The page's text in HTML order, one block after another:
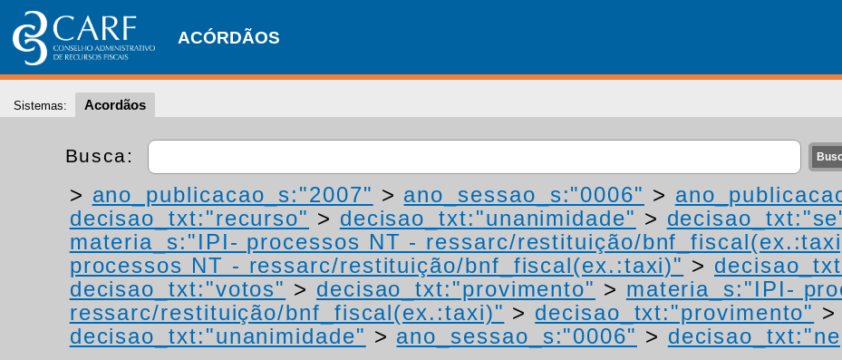
ACÓRDÃOS
Sistemas: Acordãos
Busca:
> ano_publicacao_s:"2007" > ano_sessao_s:"0006" >
decisao_txt:"recurso" > decisao_txt:"unanimidade" >
materia_s:"IPI- processos NT - ressarc/restituição/
processos NT - ressarc/restituição/bnf_fiscal(ex.:taxi)" >
decisao_txt:"votos" > decisao_txt:"provimento" > materia_s:"IPI-
ressarc/restituição/bnf_fiscal(ex.:taxi)" > decisao_txt:"provimento" >
decisao_txt:"unanimidade" > ano_sessao_s:"0006" >